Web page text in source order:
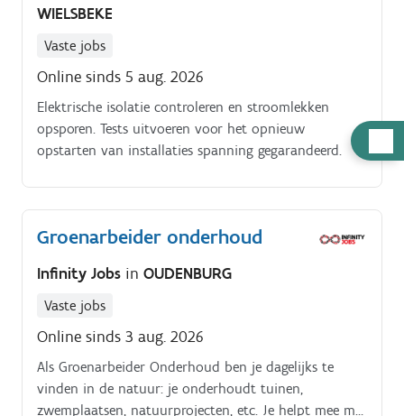
WIELSBEKE
Vaste jobs
Online sinds 5 aug. 2026
Elektrische isolatie controleren en stroomlekken
opsporen. Tests uitvoeren voor het opnieuw
opstarten van installaties spanning gegarandeerd.
Groenarbeider onderhoud
Infinity Jobs in OUDENBURG
Vaste jobs
Online sinds 3 aug. 2026
Als Groenarbeider Onderhoud ben je dagelijks te
vinden in de natuur: je onderhoudt tuinen,
zwemplaatsen, natuurprojecten, etc. Je helpt mee met